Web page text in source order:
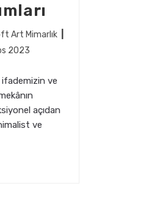
Art Mimarlık
2023
ifademizin ve
açıdan
ve